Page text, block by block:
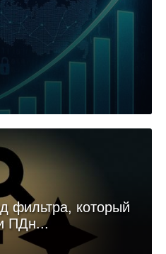
фильтра, который
ПДн...